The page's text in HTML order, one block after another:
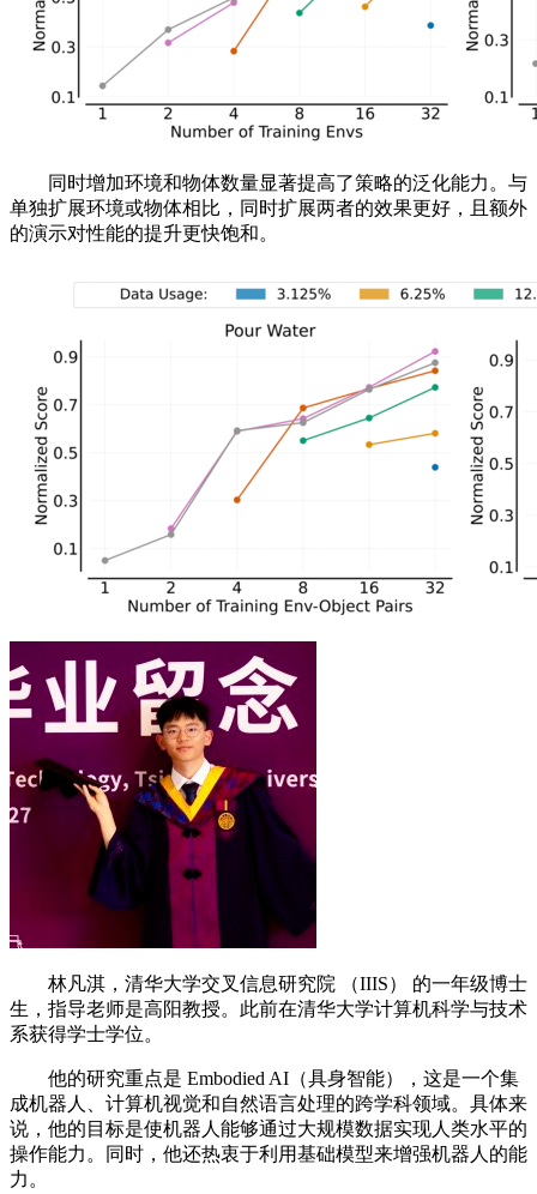
同时增加环境和物体数量显著提高了策略的泛化能力。与
单独扩展环境或物体相比，同时扩展两者的效果更好，且额外
的演示对性能的提升更快饱和。
林凡淇，清华大学交叉信息研究院 （IIIS） 的一年级博士
生，指导老师是高阳教授。此前在清华大学计算机科学与技术
系获得学士学位。
他的研究重点是 Embodied AI（具身智能），这是一个集
成机器人、计算机视觉和自然语言处理的跨学科领域。具体来
说，他的目标是使机器人能够通过大规模数据实现人类水平的
操作能力。同时，他还热衷于利用基础模型来增强机器人的能
力。